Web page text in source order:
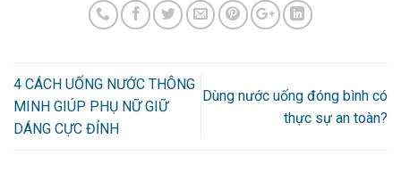
4 CÁCH UỐNG NƯỚC THÔNG
MINH GIÚP PHỤ NỮ GIỮ
DÁNG CỰC ĐỈNH
Dùng nước uống đóng bình có
thực sự an toàn?